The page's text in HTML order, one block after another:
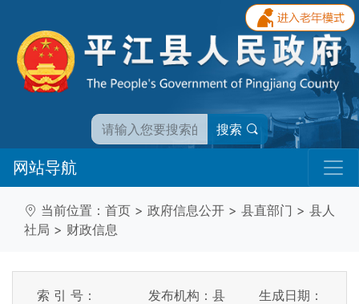
搜索
网站导航
当前位置： 首页 > 政府信息公开 > 县直部门 > 县人
社局 > 财政信息
索 引 号：
发布机构：县
生成日期：